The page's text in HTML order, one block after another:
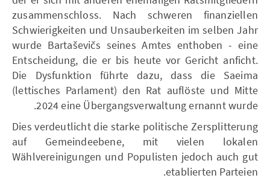
zusammenschloss. Nach schweren finanziellen
Schwierigkeiten und Unsauberkeiten im selben Jahr
wurde Bartaševičs seines Amtes enthoben - eine
Entscheidung, die er bis heute vor Gericht anficht.
Die Dysfunktion führte dazu, dass die Saeima
(lettisches Parlament) den Rat auflöste und Mitte
2024 eine Übergangsverwaltung ernannt wurde.
Dies verdeutlicht die starke politische Zersplitterung
auf Gemeindeebene, mit vielen lokalen
Wählvereinigungen und Populisten jedoch auch gut
etablierten Parteien.